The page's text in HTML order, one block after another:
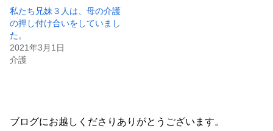
私たち兄妹３人は、母の介護
の押し付け合いをしていまし
た。
2021年3月1日
介護
ブログにお越しくださりありがとうございます。